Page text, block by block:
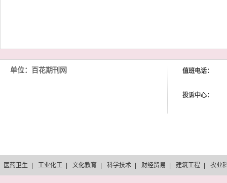
单位：百花期刊网 值班电话：
投诉中心：
医药卫生 工业化工 文化教育 科学技术 财经贸易 建筑工程 农业